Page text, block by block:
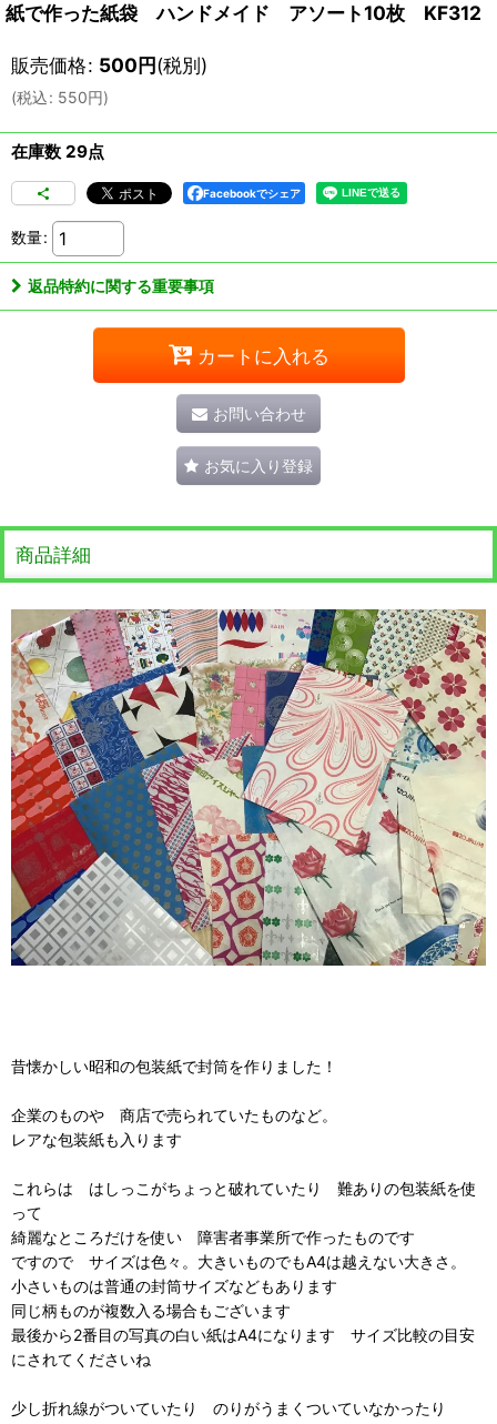
紙で作った紙袋 ハンドメイド アソート10枚 KF312
販売価格: 500円(税別)
(税込: 550円)
在庫数 29点
Facebookでシェア
数量:
返品特約に関する重要事項
カートに入れる
お問い合わせ
お気に入り登録
商品詳細
昔懐かしい昭和の包装紙で封筒を作りました！
企業のものや 商店で売られていたものなど。
レアな包装紙も入ります
これらは はしっこがちょっと破れていたり 難ありの包装紙を使
って
綺麗なところだけを使い 障害者事業所で作ったものです
ですので サイズは色々。大きいものでもA4は越えない大きさ。
小さいものは普通の封筒サイズなどもあります
同じ柄ものが複数入る場合もございます
最後から2番目の写真の白い紙はA4になります サイズ比較の目安
にされてくださいね
少し折れ線がついていたり のりがうまくついていなかったり